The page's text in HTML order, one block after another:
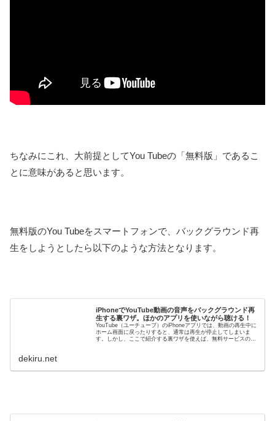
ちなみにこれ、大前提としてYou Tubeの「無料版」であるこ
とに意味があると思います。
無料版のYou Tubeをスマートフォンで、バックグラウンド再
生をしようとしたら以下のような方法となります。
iPhoneでYouTube動画の音声をバックグラウンド再
生する裏ワザ。ほかのアプリを使いながら聴ける！
YouTube（ユーチューブ）のiPhoneアプリでは、動画の再生中に
ホーム画面に戻ったりすると、通常は再生が停止してしまいま
す。しかし、ここで紹介する裏ワザを使えば、無料サービスのま
dekiru.net